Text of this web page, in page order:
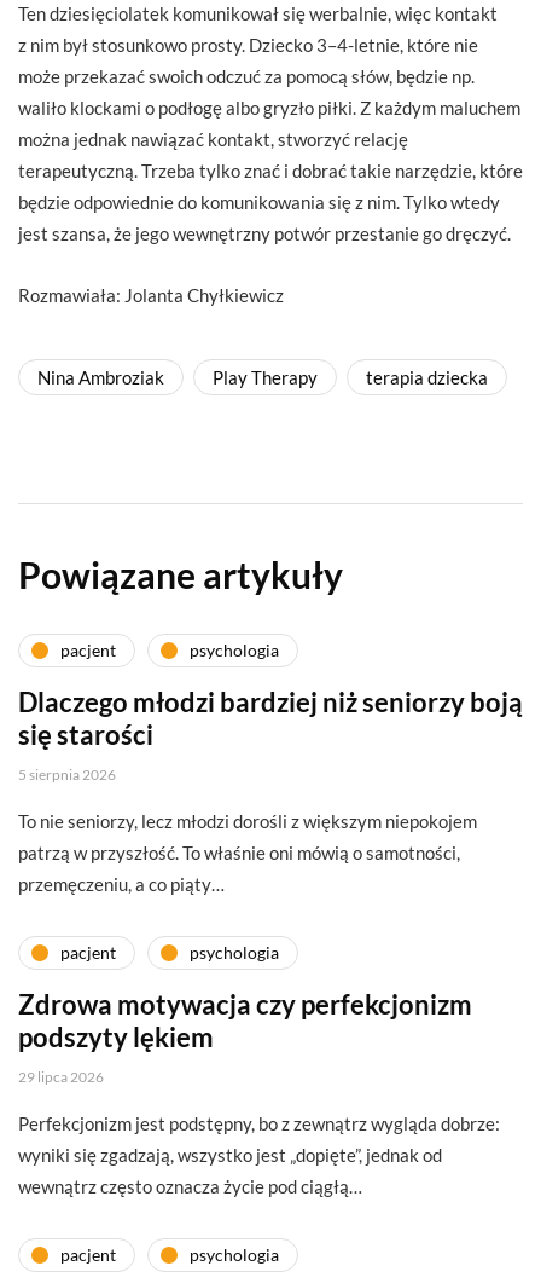
Ten dziesięciolatek komunikował się werbalnie, więc kontakt
z nim był stosunkowo prosty. Dziecko 3–4-letnie, które nie
może przekazać swoich odczuć za pomocą słów, będzie np.
waliło klockami o podłogę albo gryzło piłki. Z każdym maluchem
można jednak nawiązać kontakt, stworzyć relację
terapeutyczną. Trzeba tylko znać i dobrać takie narzędzie, które
będzie odpowiednie do komunikowania się z nim. Tylko wtedy
jest szansa, że jego wewnętrzny potwór przestanie go dręczyć.
Rozmawiała: Jolanta Chyłkiewicz
Nina Ambroziak Play Therapy terapia dziecka
Powiązane artykuły
pacjent psychologia
Dlaczego młodzi bardziej niż seniorzy boją
się starości
5 sierpnia 2026
To nie seniorzy, lecz młodzi dorośli z większym niepokojem
patrzą w przyszłość. To właśnie oni mówią o samotności,
przemęczeniu, a co piąty…
pacjent psychologia
Zdrowa motywacja czy perfekcjonizm
podszyty lękiem
29 lipca 2026
Perfekcjonizm jest podstępny, bo z zewnątrz wygląda dobrze:
wyniki się zgadzają, wszystko jest „dopięte”, jednak od
wewnątrz często oznacza życie pod ciągłą…
pacjent psychologia